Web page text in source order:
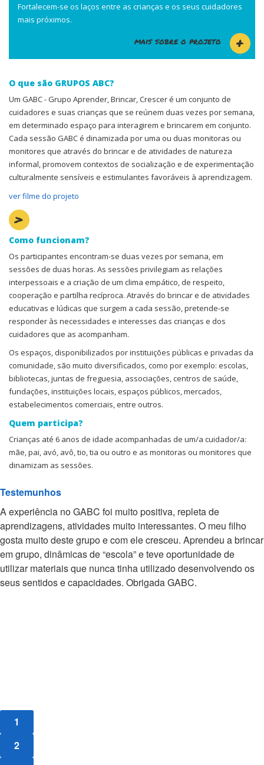
Fortalecem-se os laços entre as crianças e os seus cuidadores
mais próximos.
mais sobre o projeto
O que são GRUPOS ABC?
Um GABC - Grupo Aprender, Brincar, Crescer é um conjunto de
cuidadores e suas crianças que se reúnem duas vezes por semana,
em determinado espaço para interagirem e brincarem em conjunto.
Cada sessão GABC é dinamizada por uma ou duas monitoras ou
monitores que através do brincar e de atividades de natureza
informal, promovem contextos de socialização e de experimentação
culturalmente sensíveis e estimulantes favoráveis à aprendizagem.
ver filme do projeto
Como funcionam?
Os participantes encontram-se duas vezes por semana, em
sessões de duas horas. As sessões privilegiam as relações
interpessoais e a criação de um clima empático, de respeito,
cooperação e partilha recíproca. Através do brincar e de atividades
educativas e lúdicas que surgem a cada sessão, pretende-se
responder às necessidades e interesses das crianças e dos
cuidadores que as acompanham.
Os espaços, disponibilizados por instituições públicas e privadas da
comunidade, são muito diversificados, como por exemplo: escolas,
bibliotecas, juntas de freguesia, associações, centros de saúde,
fundações, instituições locais, espaços públicos, mercados,
estabelecimentos comerciais, entre outros.
Quem participa?
Crianças até 6 anos de idade acompanhadas de um/a cuidador/a:
mãe, pai, avó, avô, tio, tia ou outro e as monitoras ou monitores que
dinamizam as sessões.
Testemunhos
A experiência no GABC foi muito positiva, repleta de
aprendizagens, atividades muito interessantes. O meu filho
gosta muito deste grupo e com ele cresceu. Aprendeu a brincar
em grupo, dinâmicas de “escola” e teve oportunidade de
utilizar materiais que nunca tinha utilizado desenvolvendo os
seus sentidos e capacidades. Obrigada GABC.
1
2